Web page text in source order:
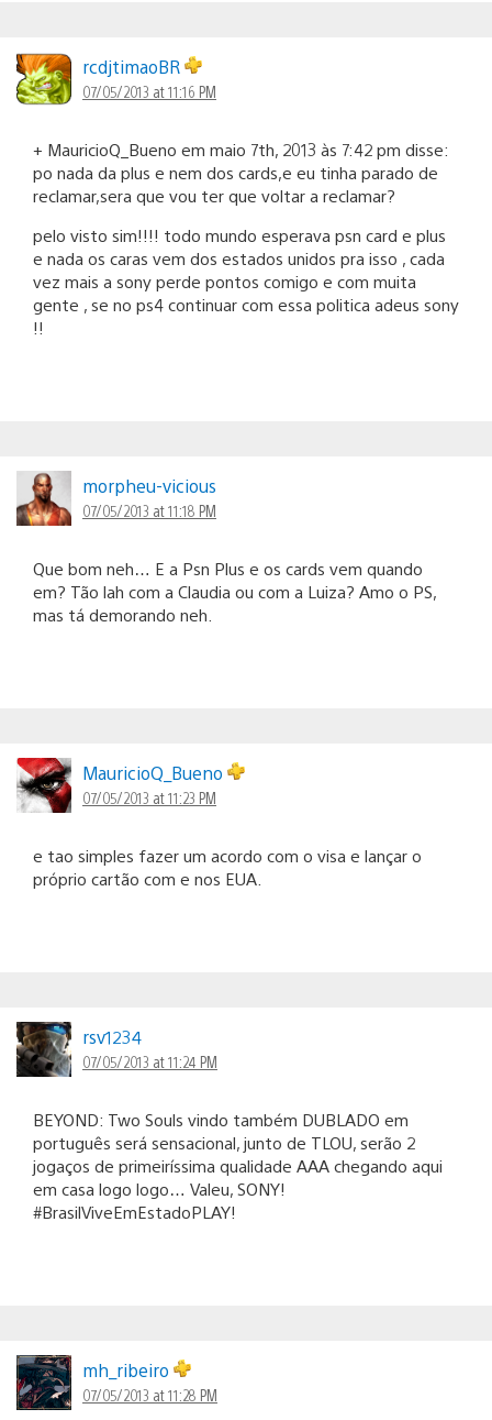
rcdjtimaoBR
07/05/2013 at 11:16 PM
+ MauricioQ_Bueno em maio 7th, 2013 às 7:42 pm disse:
po nada da plus e nem dos cards,e eu tinha parado de
reclamar,sera que vou ter que voltar a reclamar?
pelo visto sim!!!! todo mundo esperava psn card e plus
e nada os caras vem dos estados unidos pra isso , cada
vez mais a sony perde pontos comigo e com muita
gente , se no ps4 continuar com essa politica adeus sony
!!
morpheu-vicious
07/05/2013 at 11:18 PM
Que bom neh… E a Psn Plus e os cards vem quando
em? Tão lah com a Claudia ou com a Luiza? Amo o PS,
mas tá demorando neh.
MauricioQ_Bueno
07/05/2013 at 11:23 PM
e tao simples fazer um acordo com o visa e lançar o
próprio cartão com e nos EUA.
rsv1234
07/05/2013 at 11:24 PM
BEYOND: Two Souls vindo também DUBLADO em
português será sensacional, junto de TLOU, serão 2
jogaços de primeiríssima qualidade AAA chegando aqui
em casa logo logo… Valeu, SONY!
#BrasilViveEmEstadoPLAY!
mh_ribeiro
07/05/2013 at 11:28 PM